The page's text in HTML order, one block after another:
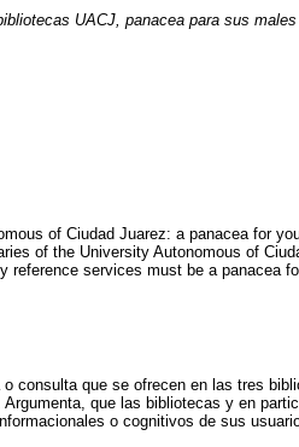
UACJ, panacea para sus
of Ciudad Juarez: a panacea for
of the University Autonomous of
reference services must be a panacea
consulta que se ofrecen en las tres
que las bibliotecas y en
o cognitivos de sus